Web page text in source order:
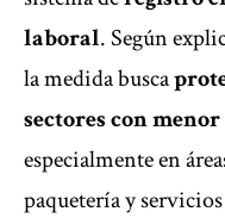
laboral. Según
la medida busca
sectores con
especialmente en
paquetería y